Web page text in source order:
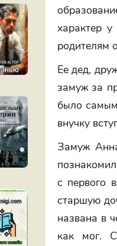
характер
родителям
Ее дед,
замуж за
было
внучку
Замуж
с первого
старшую
названа в
как мог.